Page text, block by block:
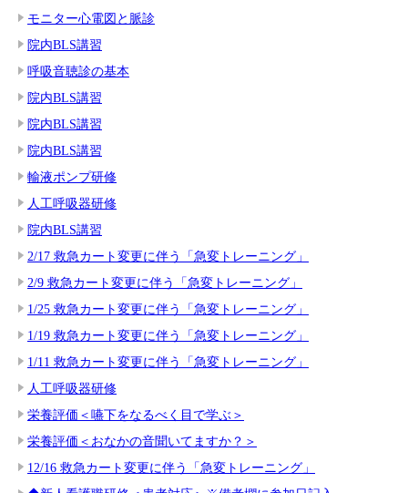
モニター心電図と脈診
院内BLS講習
呼吸音聴診の基本
院内BLS講習
院内BLS講習
院内BLS講習
輸液ポンプ研修
人工呼吸器研修
院内BLS講習
2/17 救急カート変更に伴う「急変トレーニング」
2/9 救急カート変更に伴う「急変トレーニング」
1/25 救急カート変更に伴う「急変トレーニング」
1/19 救急カート変更に伴う「急変トレーニング」
1/11 救急カート変更に伴う「急変トレーニング」
人工呼吸器研修
栄養評価＜嚥下をなるべく目で学ぶ＞
栄養評価＜おなかの音聞いてますか？＞
12/16 救急カート変更に伴う「急変トレーニング」